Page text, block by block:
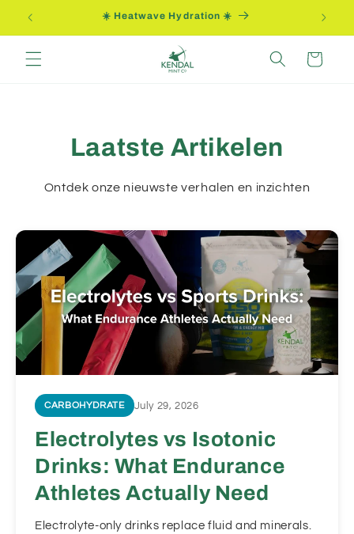
naar de
content
☀️ Heatwave Hydration ☀️
Winkelwagen
Laatste Artikelen
Ontdek onze nieuwste verhalen en inzichten
CARBOHYDRATE July 29, 2026
Electrolytes vs Isotonic
Drinks: What Endurance
Athletes Actually Need
Electrolyte-only drinks replace fluid and minerals.